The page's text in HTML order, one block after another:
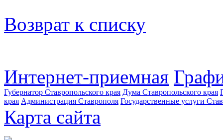
Возврат к списку
Интернет-приемная
Губернатор Ставропольского края Дума Ставропольского края
края Администрация Ставрополя Государственные услуги
Карта сайта